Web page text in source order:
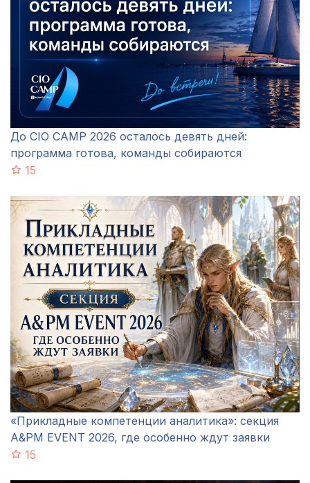
До CIO CAMP 2026 осталось девять дней:
программа готова, команды собираются
15
«Прикладные компетенции аналитика»: секция
A&PM EVENT 2026, где особенно ждут заявки
15